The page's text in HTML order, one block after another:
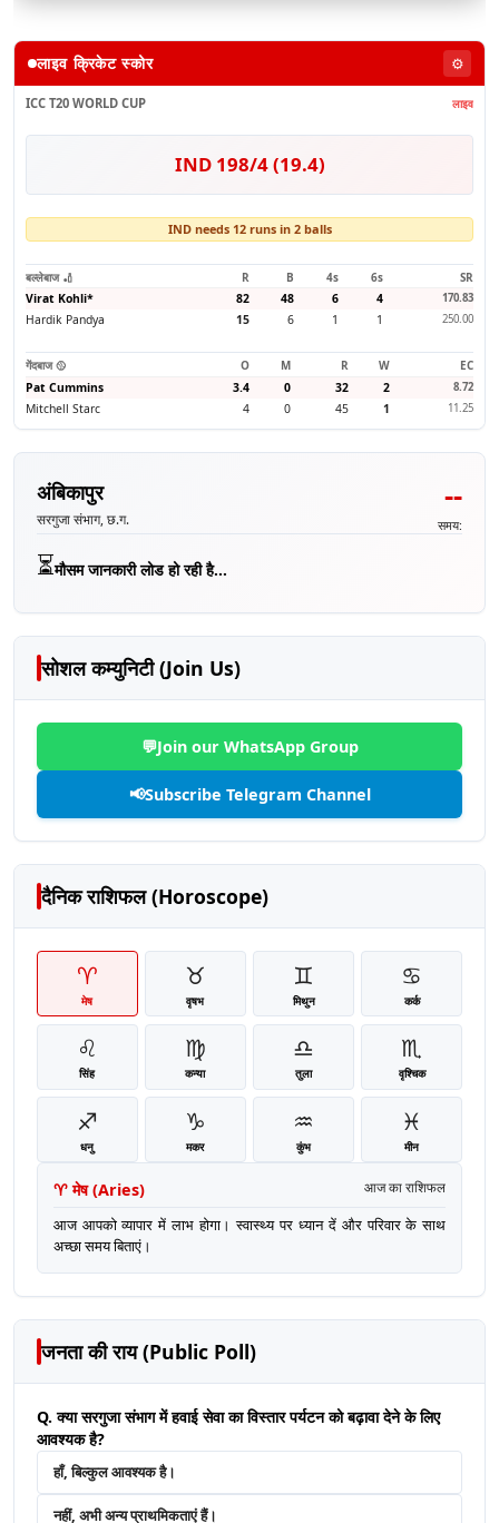
लाइव क्रिकेट स्कोर ⚙️
ICC T20 WORLD CUP लाइव
IND 198/4 (19.4)
IND needs 12 runs in 2 balls
बल्लेबाज 🏏 R B 4s 6s
SR
Virat Kohli* 82 48 6 4 170.83
Hardik Pandya 15 6 1 1 250.00
गेंदबाज 🥎 O M R W
EC
Pat Cummins
3.4 0 32 2 8.72
Mitchell Starc 4 0 45 1 11.25
अंबिकापुर
सरगुजा संभाग, छ.ग.
--
समय:
⏳मौसम जानकारी लोड हो रही है...
सोशल कम्युनिटी (Join Us)
💬Join our WhatsApp Group
📢Subscribe Telegram Channel
दैनिक राशिफल (Horoscope)
♈
मेष
♉
वृषभ
♊
मिथुन
♋
कर्क
♌
सिंह
♍
कन्या
♎
तुला
♏
वृश्चिक
♐
धनु
♑
मकर
♒
कुंभ
♓
मीन
♈ मेष(Aries) आज का राशिफल
आज आपको व्यापार में लाभ होगा। स्वास्थ्य पर ध्यान दें और परिवार के साथ
अच्छा समय बिताएं।
जनता की राय (Public Poll)
Q. क्या सरगुजा संभाग में हवाई सेवा का विस्तार पर्यटन को बढ़ावा देने के लिए
आवश्यक है?
हाँ, बिल्कुल आवश्यक है।
नहीं, अभी अन्य प्राथमिकताएं हैं।